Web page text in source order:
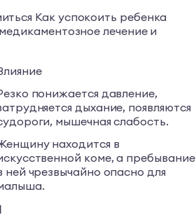
Как успокоить ребенка
лечение и
понижается давление,
дыхание, появляются
мышечная слабость.
находится в
коме, а пребывание
ней чрезвычайно опасно для